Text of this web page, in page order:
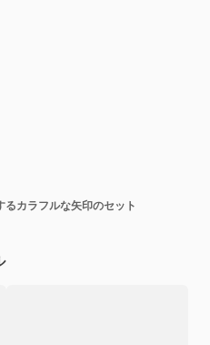
カラフルな矢印のセット